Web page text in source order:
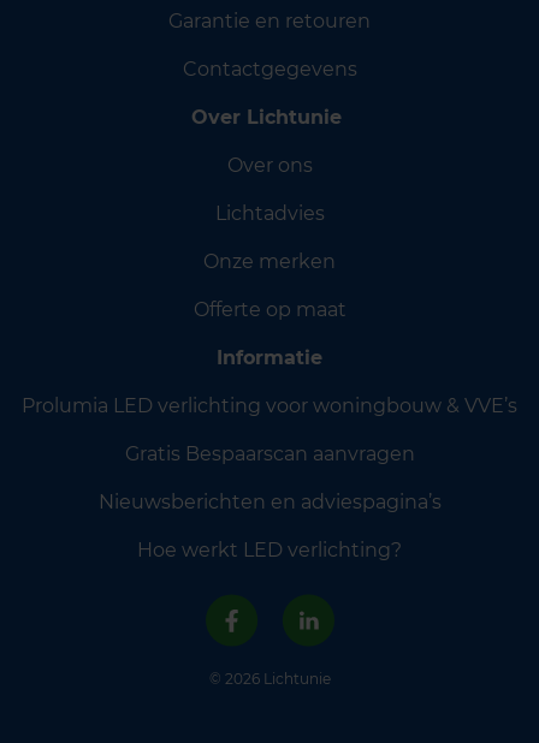
Garantie en retouren
Contactgegevens
Over Lichtunie
Over ons
Lichtadvies
Onze merken
Offerte op maat
Informatie
Prolumia LED verlichting voor woningbouw & VVE’s
Gratis Bespaarscan aanvragen
Nieuwsberichten en adviespagina’s
Hoe werkt LED verlichting?
© 2026 Lichtunie